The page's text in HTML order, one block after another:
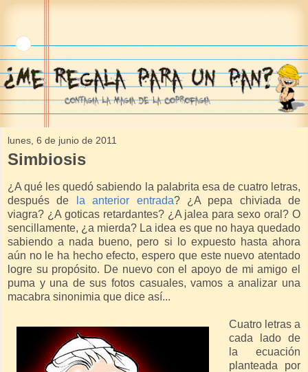
lunes, 6 de junio de 2011
Simbiosis
¿A qué les quedó sabiendo la palabrita esa de cuatro letras,
después de
la anterior entrada? ¿A pepa chiviada de
viagra? ¿A goticas retardantes? ¿A jalea para sexo oral? O
sencillamente, ¿a mierda? La idea es que no haya quedado
sabiendo a nada bueno, pero si lo expuesto hasta ahora
aún no le ha hecho efecto, espero que este nuevo atentado
logre su propósito. De nuevo con el apoyo de mi amigo el
puma y una de sus fotos casuales, vamos a analizar una
macabra sinonimia que dice así...
Cuatro letras a
cada lado de
la ecuación
planteada por